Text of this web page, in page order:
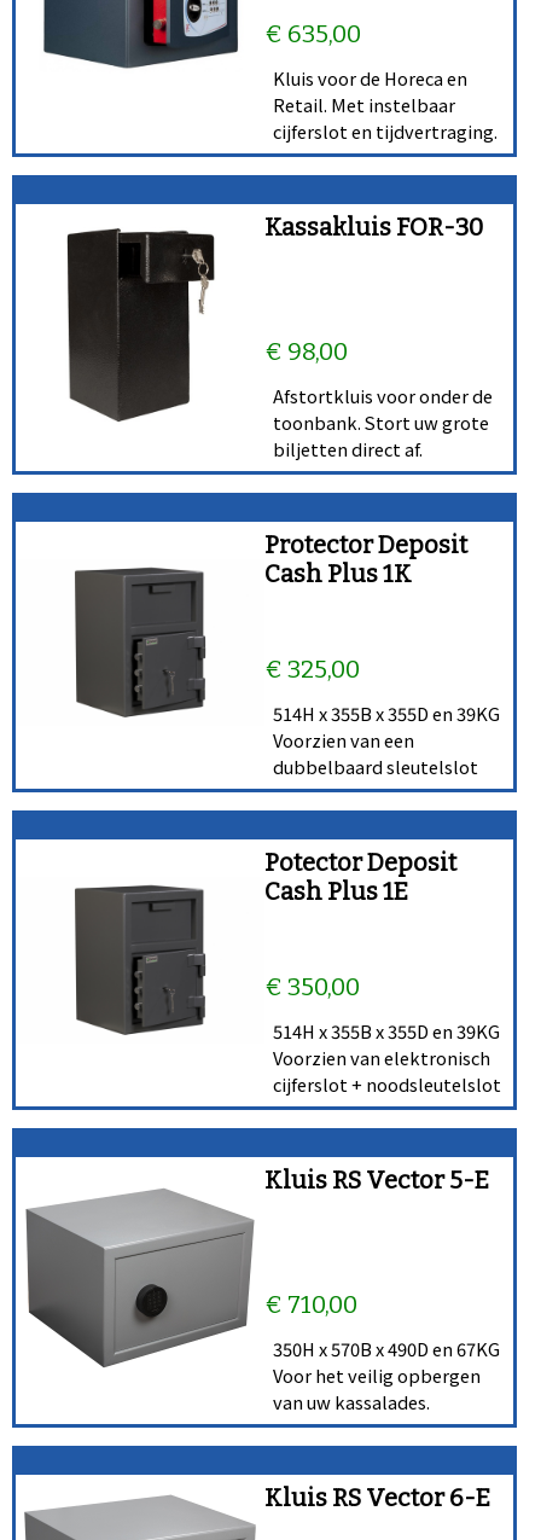
€ 635,00
Kluis voor de Horeca en
Retail. Met instelbaar
cijferslot en tijdvertraging.
Kassakluis FOR-30
€ 98,00
Afstortkluis voor onder de
toonbank. Stort uw grote
biljetten direct af.
Protector Deposit
Cash Plus 1K
€ 325,00
514H x 355B x 355D en 39KG
Voorzien van een
dubbelbaard sleutelslot
Potector Deposit
Cash Plus 1E
€ 350,00
514H x 355B x 355D en 39KG
Voorzien van elektronisch
cijferslot + noodsleutelslot
Kluis RS Vector 5-E
€ 710,00
350H x 570B x 490D en 67KG
Voor het veilig opbergen
van uw kassalades.
Kluis RS Vector 6-E